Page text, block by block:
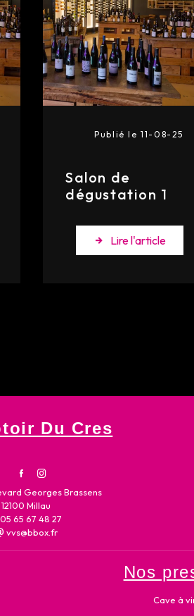
Publié le 11-08-25
Salon de
dégustation 1
Lire l'article
Du Cres
Georges Brassens
12100 Millau
05 65 67 48 27
vvs@bbox.fr
Nos
Cave à